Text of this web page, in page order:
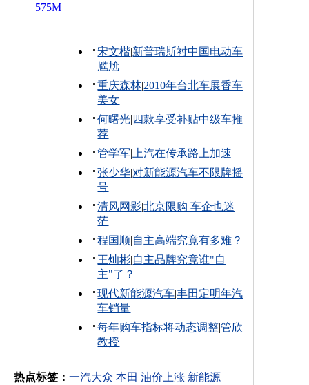
575M
宋文楷|新普瑞斯衬中国电动车
尴尬
重庆森林|2010年台北车展香车
美女
何曙光| 四款享受补贴中级车推
荐
管学军| 上汽在传承路上加速
张少华|对新能源汽车不限牌摇
号
清风网影|北京限购 车企也迷
茫
程国顺|自主高端究竟有多难？
王灿彬|自主品牌究竟谁"自
主"了？
现代新能源汽车|丰田定明年汽
车销量
每年购车指标将动态调整|管欣
教授
热点标签：一汽大众 本田 油价上涨 新能源